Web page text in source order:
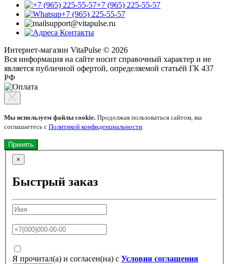
+7 (965) 225-55-57
+7 (965) 225-55-57
support@vitapulse.ru
Контакты
Интернет-магазин VitaPulse © 2026
Вся информация на сайте носит справочный характер и не
является публичной офертой, определяемой статьёй ГК 437
РФ
Мы используем файлы cookie. Продолжая пользоваться сайтом, вы
соглашаетесь с Политикой конфиденциальности.
Принять
×
Быстрый заказ
Я прочитал(а) и согласен(на) с Условия соглашения